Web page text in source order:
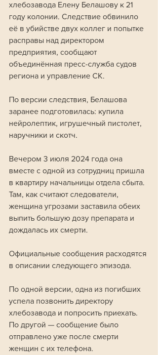
хлебозавода Елену Белашову к 21
году колонии. Следствие обвинило
её в убийстве двух коллег и попытке
расправы над директором
предприятия, сообщают
объединённая пресс-служба судов
региона и управление СК.
По версии следствия, Белашова
заранее подготовилась: купила
нейролептик, игрушечный пистолет,
наручники и скотч.
Вечером 3 июля 2024 года она
вместе с одной из сотрудниц пришла
в квартиру начальницы отдела сбыта.
Там, как считают следователи,
женщина угрозами заставила обеих
выпить большую дозу препарата и
дождалась их смерти.
Официальные сообщения расходятся
в описании следующего эпизода.
По одной версии, одна из погибших
успела позвонить директору
хлебозавода и попросить приехать.
По другой — сообщение было
отправлено уже после смерти
женщин с их телефона.